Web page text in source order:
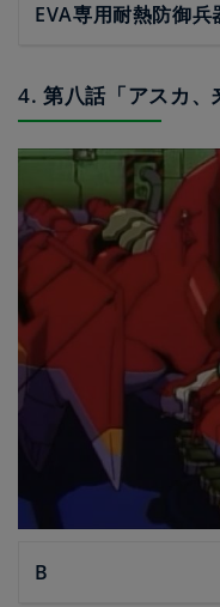
EVA専用耐熱防御兵
4. 第八話「アスカ、
B